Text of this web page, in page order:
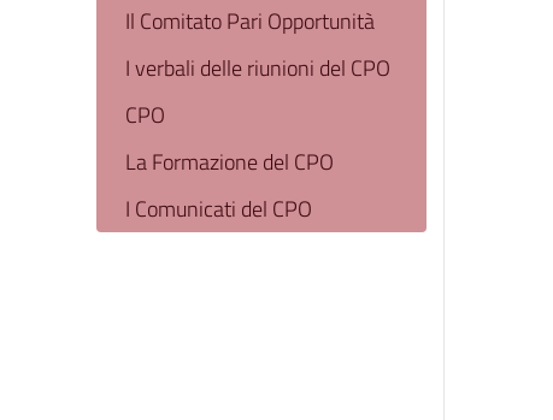
Il Comitato Pari Opportunità
I verbali delle riunioni del CPO
CPO
La Formazione del CPO
I Comunicati del CPO